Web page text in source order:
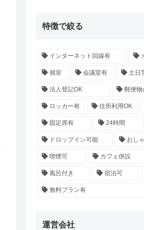
特徴で絞る
インターネット回線有
個室 会議室有 土日
法人登記OK 郵便物
ロッカー有 住所利用OK
固定席有 24時間
ドロップイン可能 おし
喫煙可 カフェ併設
風呂付き 宿泊可
無料プラン有
運営会社